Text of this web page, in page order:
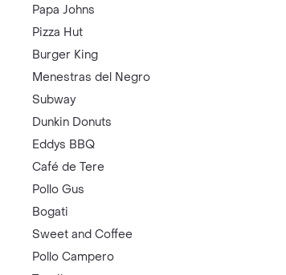
Papa Johns
Pizza Hut
Burger King
Menestras del Negro
Subway
Dunkin Donuts
Eddys BBQ
Café de Tere
Pollo Gus
Bogati
Sweet and Coffee
Pollo Campero